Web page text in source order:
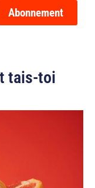
Abonnement
tais-toi